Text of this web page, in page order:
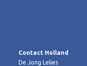
Contact Holland
De Jong Lelies